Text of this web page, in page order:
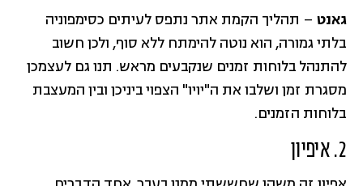
גאנט – תהליך הקמת אתר נתפס לעיתים כסימפוניה
בלתי גמורה, הוא נוטה להימתח ללא סוף, ולכן חשוב
להתנהל בלוחות זמנים שנקבעים מראש. תנו גם לעצמכן
מסגרת זמן ושלבו את ה"יויו" הצפוי ביניכן ובין המעצבת
בלוחות הזמנים.
2. איפיון